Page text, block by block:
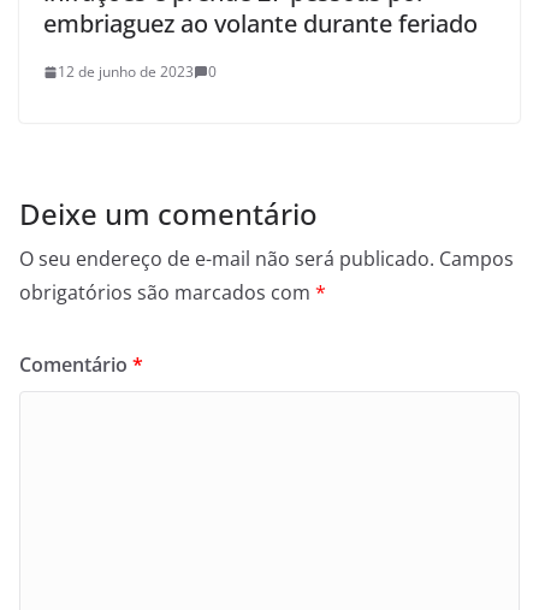
embriaguez ao volante durante feriado
12 de junho de 2023 0
Deixe um comentário
O seu endereço de e-mail não será publicado. Campos
obrigatórios são marcados com *
Comentário *